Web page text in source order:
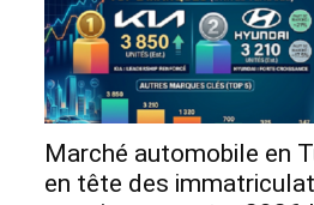
Marché automobile en
en tête des